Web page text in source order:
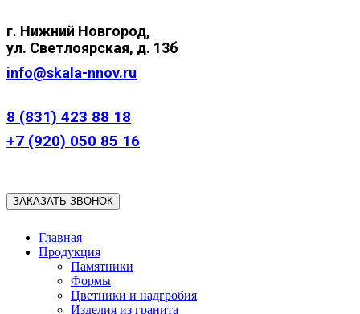
г. Нижний Новгород,
ул. Светлоярская, д. 13б
info@skala-nnov.ru
8 (831) 423 88 18
+7 (920) 050 85 16
ЗАКАЗАТЬ ЗВОНОК
Главная
Продукция
Памятники
Формы
Цветники и надгробия
Изделия из гранита